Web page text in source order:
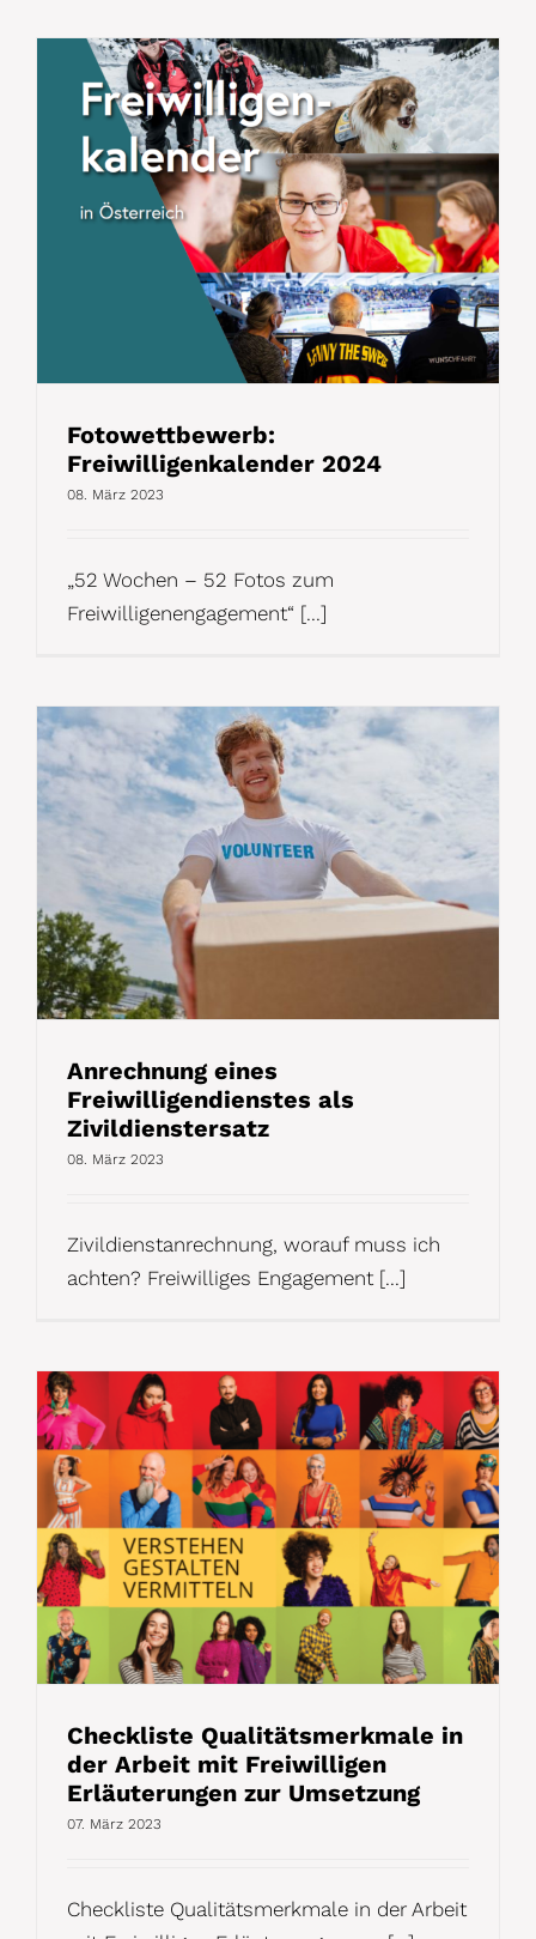
Fotowettbewerb:
Freiwilligenkalender 2024
08. März 2023
„52 Wochen – 52 Fotos zum
Freiwilligenengagement“ [...]
Anrechnung eines
Freiwilligendienstes als
Zivildienstersatz
08. März 2023
Zivildienstanrechnung, worauf muss ich
achten? Freiwilliges Engagement [...]
Checkliste Qualitätsmerkmale in
der Arbeit mit Freiwilligen
Erläuterungen zur Umsetzung
07. März 2023
Checkliste Qualitätsmerkmale in der Arbeit